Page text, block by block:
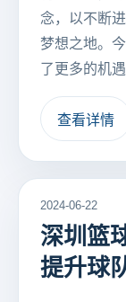
念，以不断
梦想之地。
了更多的机遇
查看详情
2024-06-22
深圳篮
提升球